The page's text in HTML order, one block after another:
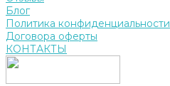
Блог
Политика конфиденциальности
Договора оферты
КОНТАКТЫ